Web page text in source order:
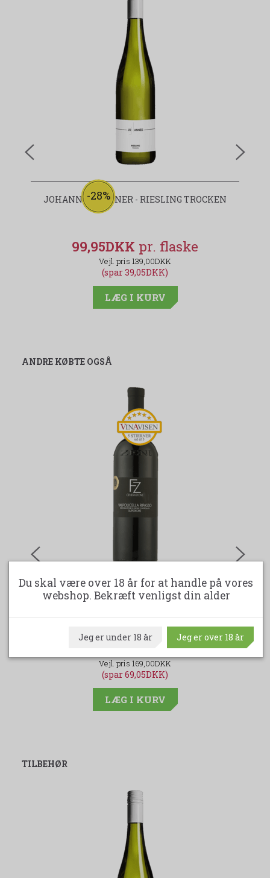
-28%
JOHANNES HÖRNER - RIESLING TROCKEN
99,95DKK
139,00DKK
(spar 39,05DKK)
LÆG I KURV
ANDRE KØBTE OGSÅ
-40%
RIPASSO SUPERIORE VALPOLICELLA FZ
169,00DKK
(spar 69,05DKK)
LÆG I KURV
TILBEHØR
Du skal være over 18 år for at handle på vores
webshop. Bekræft venligst din alder
Jeg er under 18 år Jeg er over 18 år